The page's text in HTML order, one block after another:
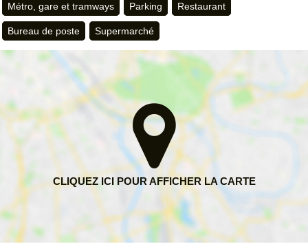
Métro, gare et tramways Parking Restaurant
Bureau de poste Supermarché